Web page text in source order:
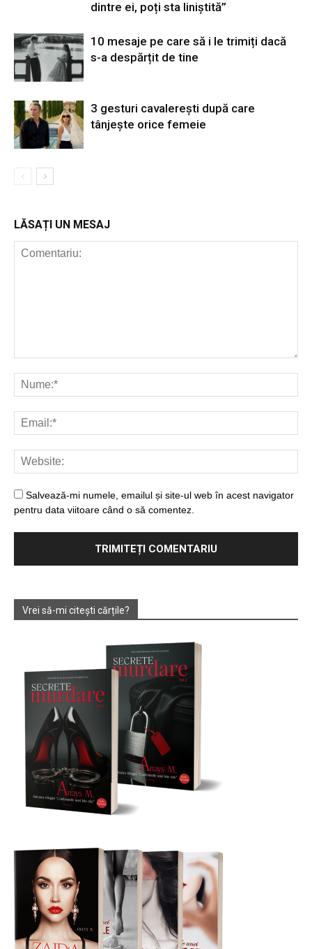
dintre ei, poți sta liniștită”
10 mesaje pe care să i le trimiți dacă
s-a despărțit de tine
3 gesturi cavalerești după care
tânjește orice femeie
LĂSAȚI UN MESAJ
Salvează-mi numele, emailul și site-ul web în acest navigator
pentru data viitoare când o să comentez.
Vrei să-mi citești cărțile?